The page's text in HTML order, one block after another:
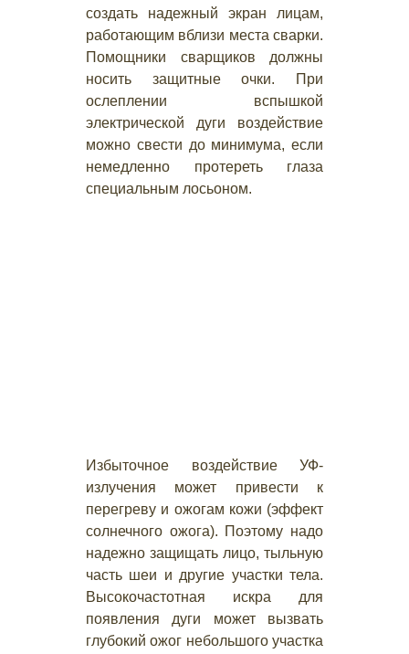
создать надежный экран лицам,
работающим вблизи места сварки.
Помощники сварщиков должны
носить защитные очки. При
ослеплении вспышкой
электрической дуги воздействие
можно свести до минимума, если
немедленно протереть глаза
специальным лосьоном.
Избыточное воздействие УФ-
излучения может привести к
перегреву и ожогам кожи (эффект
солнечного ожога). Поэтому надо
надежно защищать лицо, тыльную
часть шеи и другие участки тела.
Высокочастотная искра для
появления дуги может вызвать
глубокий ожог небольшого участка